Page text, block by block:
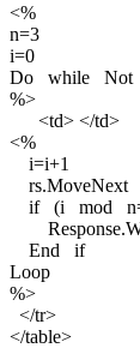
<%
n=3
i=0
Do while Not
%>
<td> </td>
<%
i=i+1
rs.MoveNext
if (i mod
End if
Loop
%>
</tr>
</table>